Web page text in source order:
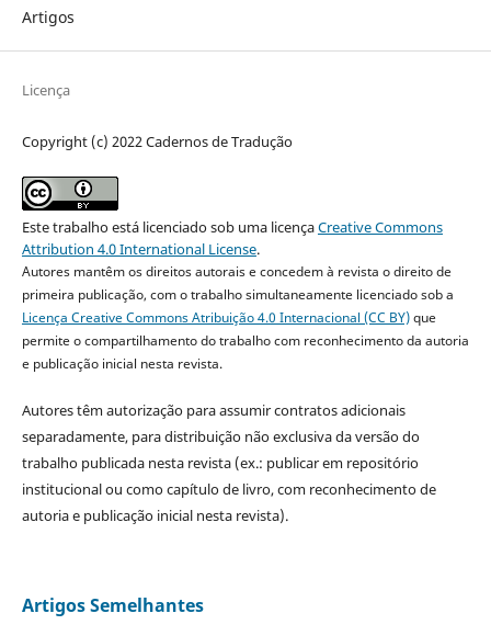
Artigos
Licença
Copyright (c) 2022 Cadernos de Tradução
Este trabalho está licenciado sob uma licençaCreative Commons
Attribution 4.0 International License.
Autores mantêm os direitos autorais e concedem à revista o direito de
primeira publicação, com o trabalho simultaneamente licenciado sob a
Licença Creative Commons Atribuição 4.0 Internacional (CC BY)que
permite o compartilhamento do trabalho com reconhecimento da autoria
e publicação inicial nesta revista.
Autores têm autorização para assumir contratos adicionais
separadamente, para distribuição não exclusiva da versão do
trabalho publicada nesta revista (ex.: publicar em repositório
institucional ou como capítulo de livro, com reconhecimento de
autoria e publicação inicial nesta revista).
Artigos Semelhantes